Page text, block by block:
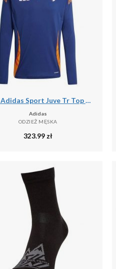
Bluza Adidas Sport Juve Tr Top Dorosłych
Adidas
ODZIEŻ MĘSKA
323.99zł